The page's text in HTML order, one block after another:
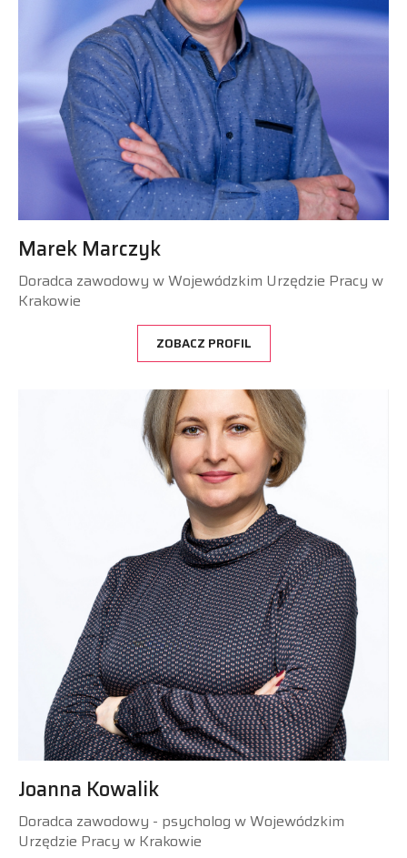
Marek Marczyk
Doradca zawodowy w Wojewódzkim Urzędzie Pracy w
Krakowie
ZOBACZ PROFIL
Joanna Kowalik
Doradca zawodowy - psycholog w Wojewódzkim
Urzędzie Pracy w Krakowie